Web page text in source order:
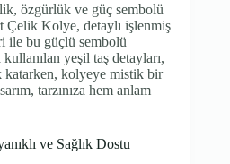
özgürlük ve güç sembolü
Kolye, detaylı işlenmiş
ile bu güçlü sembolü
kullanılan yeşil taş detayları,
katarken, kolyeye mistik bir
tarzınıza hem anlam
ve Sağlık Dostu